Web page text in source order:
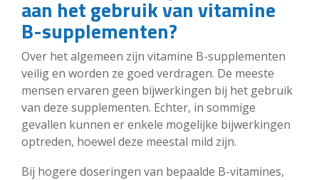
aan het gebruik van vitamine
B-supplementen?
Over het algemeen zijn vitamine B-supplementen
veilig en worden ze goed verdragen. De meeste
mensen ervaren geen bijwerkingen bij het gebruik
van deze supplementen. Echter, in sommige
gevallen kunnen er enkele mogelijke bijwerkingen
optreden, hoewel deze meestal mild zijn.
Bij hogere doseringen van bepaalde B-vitamines,